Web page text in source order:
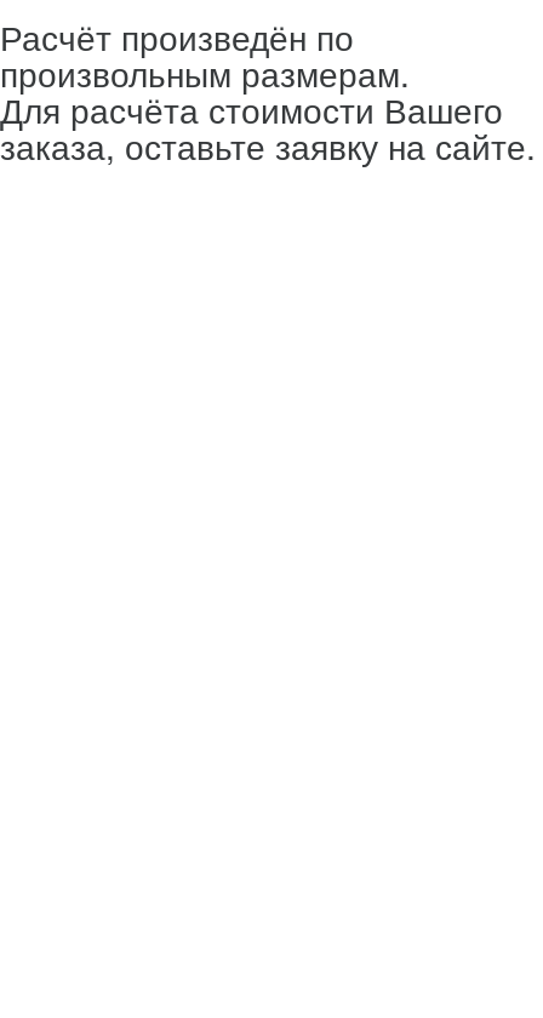
Расчёт произведён по
произвольным размерам.
Для расчёта стоимости Вашего
заказа, оставьте заявку на сайте.